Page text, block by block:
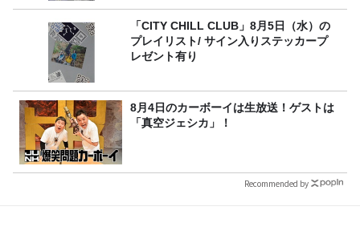
「CITY CHILL CLUB」8月5日（水）の
プレイリスト/ サイン入りステッカープ
レゼント有り
8月4日のカーボーイは生放送！ゲストは
「真空ジェシカ」！
Recommended by